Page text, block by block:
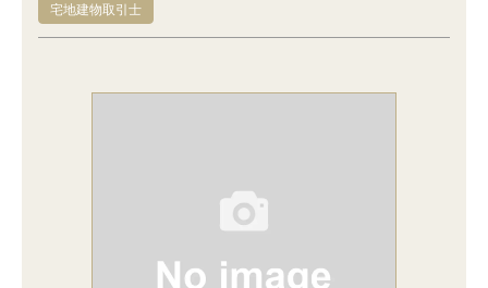
宅地建物取引士